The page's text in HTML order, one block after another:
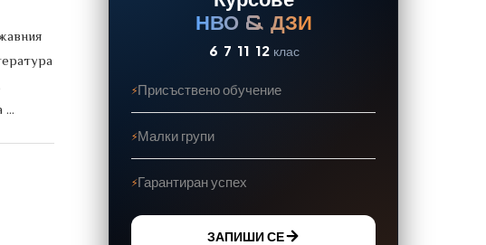
…
НВО & ДЗИ
6 7 11 12 клас
Присъствено обучение
Малки групи
Гарантиран успех
ЗАПИШИ СЕ